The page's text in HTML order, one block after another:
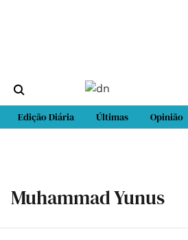
Edição Diária Últimas Opinião
Muhammad Yunus